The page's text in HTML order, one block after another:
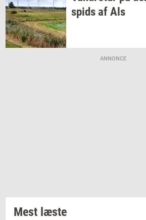
spids af Als
ANNONCE
Mest læste